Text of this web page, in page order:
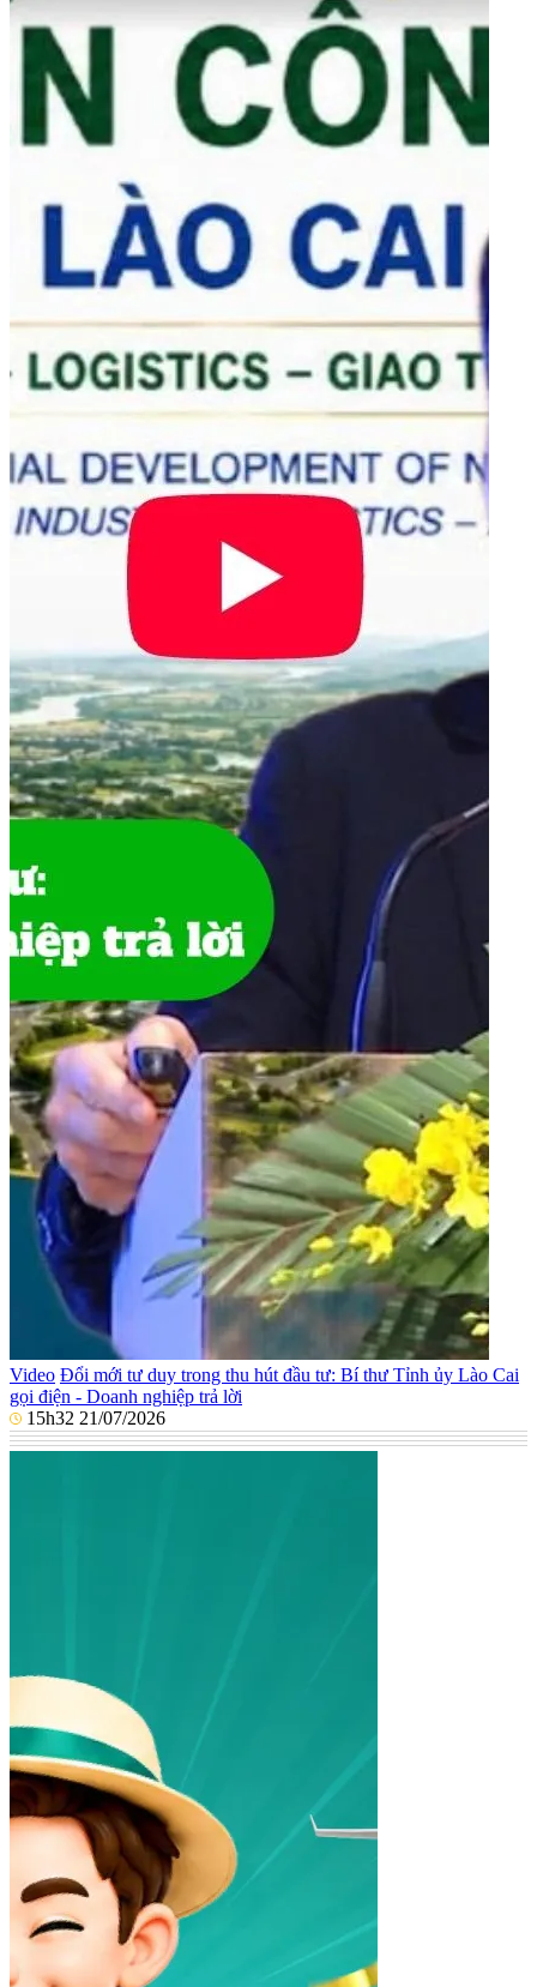
Video Đổi mới tư duy trong thu hút đầu tư: Bí thư Tỉnh ủy Lào Cai
gọi điện - Doanh nghiệp trả lời
15h32 21/07/2026